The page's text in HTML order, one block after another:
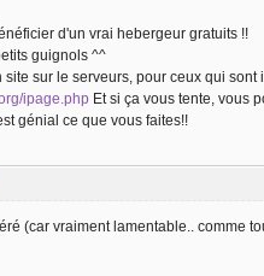
d'un vrai hebergeur gratuits !!
guignols ^^
site sur le serveurs, pour ceux qui
ipage.php Et si ça vous tente, vous
génial ce que vous faites!!
(car vraiment lamentable.. comme